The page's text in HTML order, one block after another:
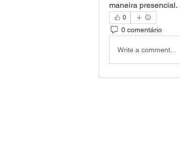
maneira presencial.
0
0 comentário
Write a comment...